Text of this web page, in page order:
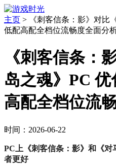
主页 >
《刺客信条：影》对比
低配高配全档位流畅度全面分
《刺客信条：
岛之魂》PC
高配全档位流
时间：2026-06-22
PC上《刺客信条：影》和《
者更好